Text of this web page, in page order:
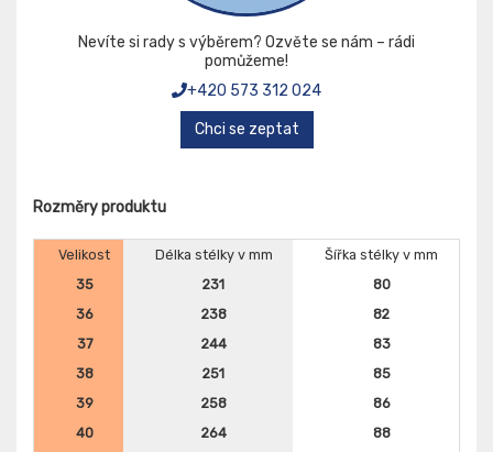
Nevíte si rady s výběrem? Ozvěte se nám – rádi
pomůžeme!
+420 573 312 024
Chci se zeptat
Rozměry produktu
Velikost Délka stélky v mm
Šířka stélky v mm
35
231
80
36
238
82
37
244
83
38
251
85
39
258
86
40
264
88